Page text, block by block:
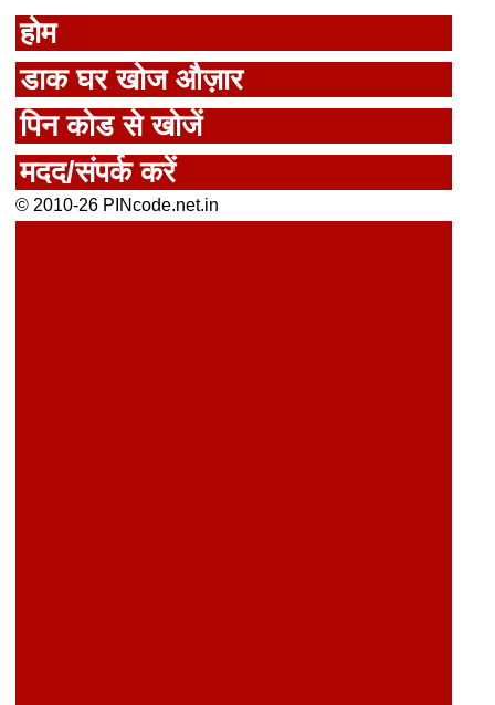
होम
डाक घर खोज औज़ार
पिन कोड से खोजें
मदद/संपर्क करें
© 2010-26 PINcode.net.in